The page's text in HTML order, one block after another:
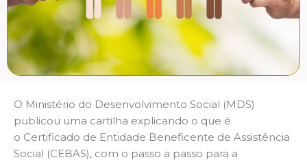
O Ministério do Desenvolvimento Social (MDS)
publicou uma cartilha explicando o que é
o Certificado de Entidade Beneficente de Assistência
Social (CEBAS), com o passo a passo para a